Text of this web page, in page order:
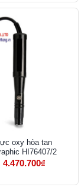
oxy hòa tan
HI76407/2
4.470.700₫